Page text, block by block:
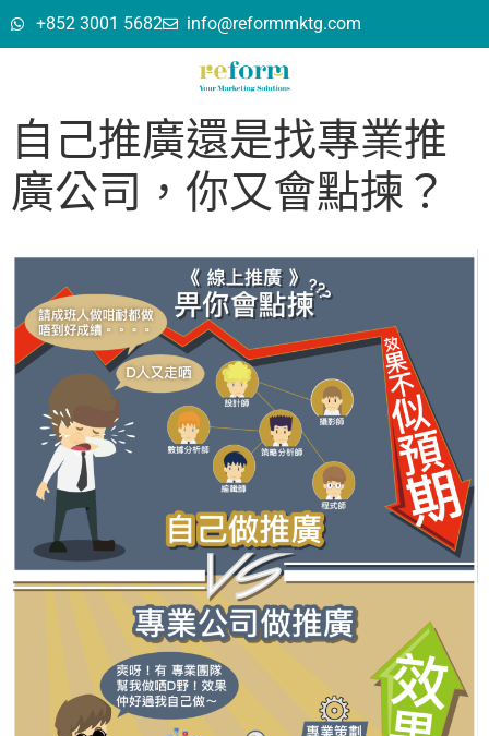
+852 3001 5682 info@reformmktg.com
自己推廣還是找專業推
廣公司，你又會點揀？